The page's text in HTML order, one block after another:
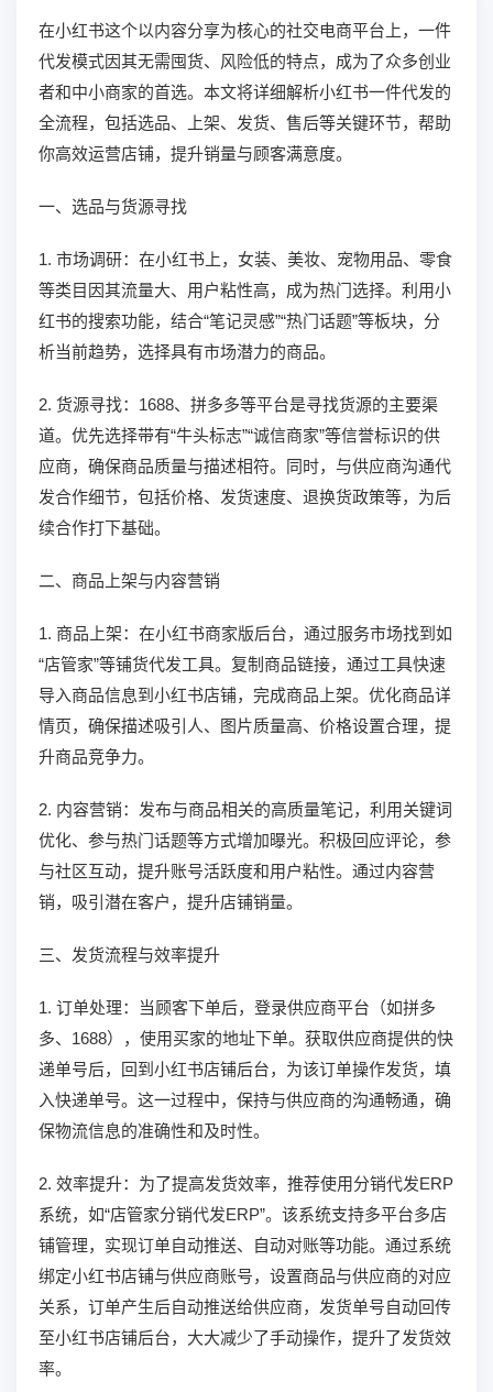
在小红书这个以内容分享为核心的社交电商平台上，一件
代发模式因其无需囤货、风险低的特点，成为了众多创业
者和中小商家的首选。本文将详细解析小红书一件代发的
全流程，包括选品、上架、发货、售后等关键环节，帮助
你高效运营店铺，提升销量与顾客满意度。
一、选品与货源寻找
1. 市场调研：在小红书上，女装、美妆、宠物用品、零食
等类目因其流量大、用户粘性高，成为热门选择。利用小
红书的搜索功能，结合“笔记灵感”“热门话题”等板块，分
析当前趋势，选择具有市场潜力的商品。
2. 货源寻找：1688、拼多多等平台是寻找货源的主要渠
道。优先选择带有“牛头标志”“诚信商家”等信誉标识的供
应商，确保商品质量与描述相符。同时，与供应商沟通代
发合作细节，包括价格、发货速度、退换货政策等，为后
续合作打下基础。
二、商品上架与内容营销
1. 商品上架：在小红书商家版后台，通过服务市场找到如
“店管家”等铺货代发工具。复制商品链接，通过工具快速
导入商品信息到小红书店铺，完成商品上架。优化商品详
情页，确保描述吸引人、图片质量高、价格设置合理，提
升商品竞争力。
2. 内容营销：发布与商品相关的高质量笔记，利用关键词
优化、参与热门话题等方式增加曝光。积极回应评论，参
与社区互动，提升账号活跃度和用户粘性。通过内容营
销，吸引潜在客户，提升店铺销量。
三、发货流程与效率提升
1. 订单处理：当顾客下单后，登录供应商平台（如拼多
多、1688），使用买家的地址下单。获取供应商提供的快
递单号后，回到小红书店铺后台，为该订单操作发货，填
入快递单号。这一过程中，保持与供应商的沟通畅通，确
保物流信息的准确性和及时性。
2. 效率提升：为了提高发货效率，推荐使用分销代发ERP
系统，如“店管家分销代发ERP”。该系统支持多平台多店
铺管理，实现订单自动推送、自动对账等功能。通过系统
绑定小红书店铺与供应商账号，设置商品与供应商的对应
关系，订单产生后自动推送给供应商，发货单号自动回传
至小红书店铺后台，大大减少了手动操作，提升了发货效
率。